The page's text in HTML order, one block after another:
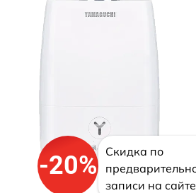
-20%
Скидка по
записи на сайте